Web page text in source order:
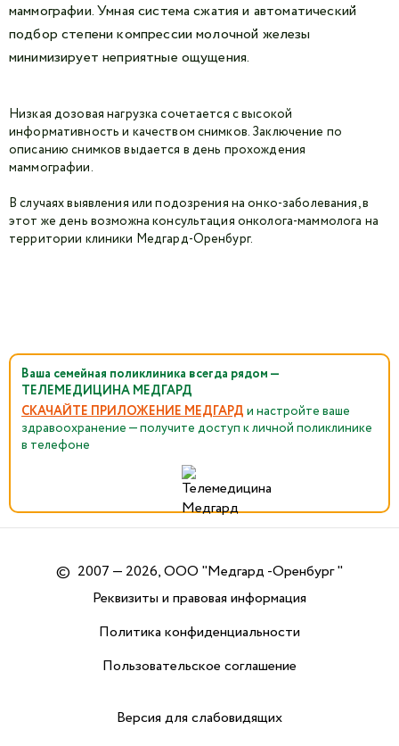
маммографии. Умная система сжатия и автоматический
подбор степени компрессии молочной железы
минимизирует неприятные ощущения.
Низкая дозовая нагрузка сочетается с высокой
информативность и качеством снимков. Заключение по
описанию снимков выдается в день прохождения
маммографии.
В случаях выявления или подозрения на онко-заболевания, в
этот же день возможна консультация онколога-маммолога на
территории клиники Медгард-Оренбург.
Ваша семейная поликлиника всегда рядом —
ТЕЛЕМЕДИЦИНА МЕДГАРД
СКАЧАЙТЕ ПРИЛОЖЕНИЕ МЕДГАРД и настройте ваше
здравоохранение — получите доступ к личной поликлинике
в телефоне
© 2007 — 2026, ООО "Медгард -Оренбург "
Реквизиты и правовая информация
Политика конфиденциальности
Пользовательское соглашение
Версия для слабовидящих